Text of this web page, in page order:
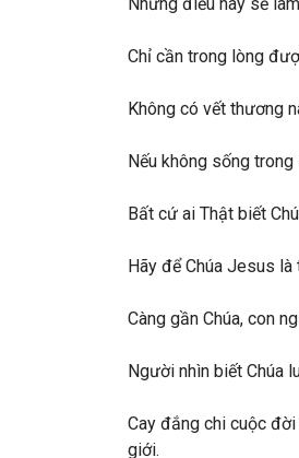
Chỉ cần trong lòng
Không có vết thương
Nếu không sống
Bất cứ ai Thật biết
Hãy để Chúa Jesus
Càng gần Chúa, con
Người nhìn biết Chúa
Cay đắng chi cuộc
giới.